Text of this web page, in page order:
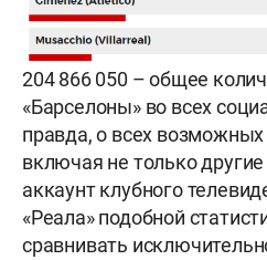
204 866 050 – общее
«Барселоны» во всех
правда, о всех возможных
включая не только
аккаунт клубного
«Реала» подобной
сравнивать